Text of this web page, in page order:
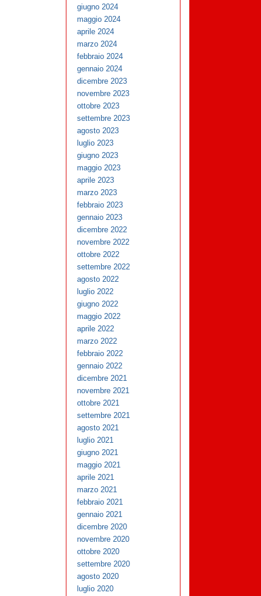
giugno 2024
maggio 2024
aprile 2024
marzo 2024
febbraio 2024
gennaio 2024
dicembre 2023
novembre 2023
ottobre 2023
settembre 2023
agosto 2023
luglio 2023
giugno 2023
maggio 2023
aprile 2023
marzo 2023
febbraio 2023
gennaio 2023
dicembre 2022
novembre 2022
ottobre 2022
settembre 2022
agosto 2022
luglio 2022
giugno 2022
maggio 2022
aprile 2022
marzo 2022
febbraio 2022
gennaio 2022
dicembre 2021
novembre 2021
ottobre 2021
settembre 2021
agosto 2021
luglio 2021
giugno 2021
maggio 2021
aprile 2021
marzo 2021
febbraio 2021
gennaio 2021
dicembre 2020
novembre 2020
ottobre 2020
settembre 2020
agosto 2020
luglio 2020